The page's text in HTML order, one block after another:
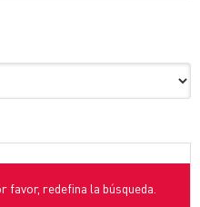
redefina la búsqueda.